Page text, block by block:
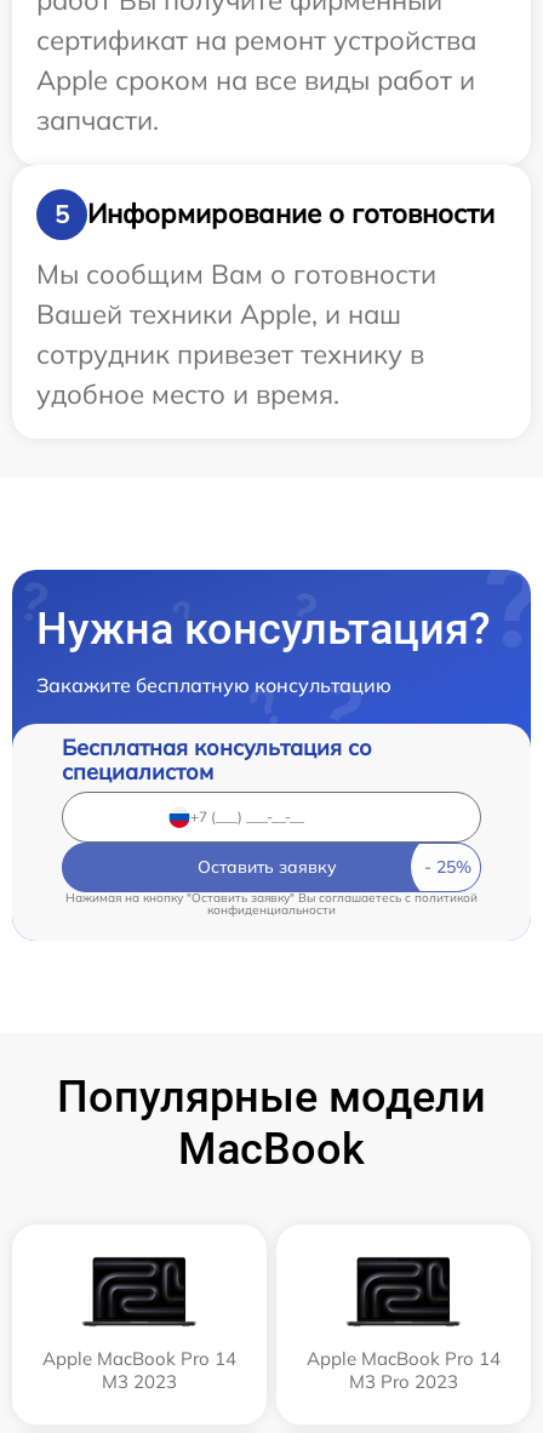
сертификат на ремонт устройства
Apple сроком на все виды работ и
запчасти.
5
Информирование о готовности
Мы сообщим Вам о готовности
Вашей техники Apple, и наш
сотрудник привезет технику в
удобное место и время.
Нужна консультация?
Закажите бесплатную консультацию
Бесплатная консультация со
специалистом
Оставить заявку
Нажимая на кнопку "Оставить заявку" Вы соглашаетесь cполитикой
конфиденциальности
Популярные модели
MacBook
Apple MacBook Pro 14
M3 2023
Apple MacBook Pro 14
M3 Pro 2023